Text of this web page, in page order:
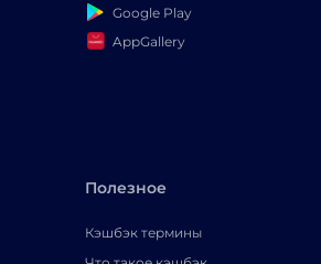
Google Play
AppGallery
Полезное
Кэшбэк термины